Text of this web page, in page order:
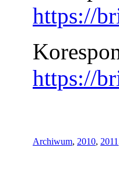
https://
https://
Archiwum, 2010, 2011